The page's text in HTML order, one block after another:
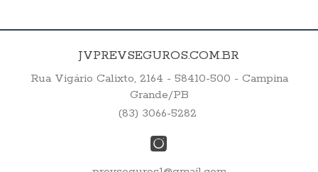
JVPREVSEGUROS.COM.BR
Rua Vigário Calixto, 2164 - 58410-500 - Campina
Grande/PB
(83) 3066-5282